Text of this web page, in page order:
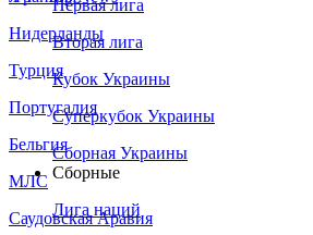
Нидерланды
Турция
Португалия
Бельгия
МЛС
Саудовская Аравия
Первая лига
Вторая лига
Кубок Украины
Суперкубок Украины
Сборная Украины
Сборные
Лига наций